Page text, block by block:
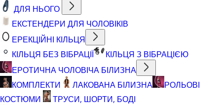
ДЛЯ НЬОГО
ЕКСТЕНДЕРИ ДЛЯ ЧОЛОВІКІВ
ЕРЕКЦІЙНІ КІЛЬЦЯ
КІЛЬЦЯ БЕЗ ВІБРАЦІЇ
КІЛЬЦЯ З ВІБРАЦІЄЮ
ЕРОТИЧНА ЧОЛОВІЧА БІЛИЗНА
КОМПЛЕКТИ
ЛАКОВАНА БІЛИЗНА
РОЛЬОВІ
КОСТЮМИ
ТРУСИ, ШОРТИ, БОДІ